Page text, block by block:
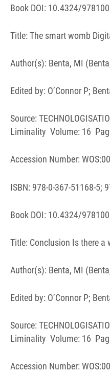
Book DOI: 10.4324/
Title: The smart womb
Author(s): Benta, MI
Edited by: O’Connor P;
Source:
Liminality Volume: 16
Accession Number:
ISBN: 978-0-367-51168-5;
Book DOI: 10.4324/
Title: Conclusion Is there
Author(s): Benta, MI
Edited by: O’Connor P;
Source:
Liminality Volume: 16
Accession Number: